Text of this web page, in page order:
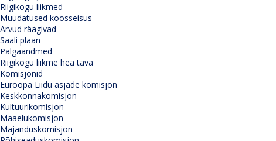
Riigikogu liikmed
Muudatused koosseisus
Arvud räägivad
Saali plaan
Palgaandmed
Riigikogu liikme hea tava
Komisjonid
Euroopa Liidu asjade komisjon
Keskkonnakomisjon
Kultuurikomisjon
Maaelukomisjon
Majanduskomisjon